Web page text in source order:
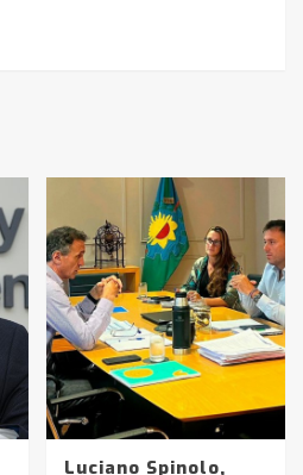
Luciano Spinolo,